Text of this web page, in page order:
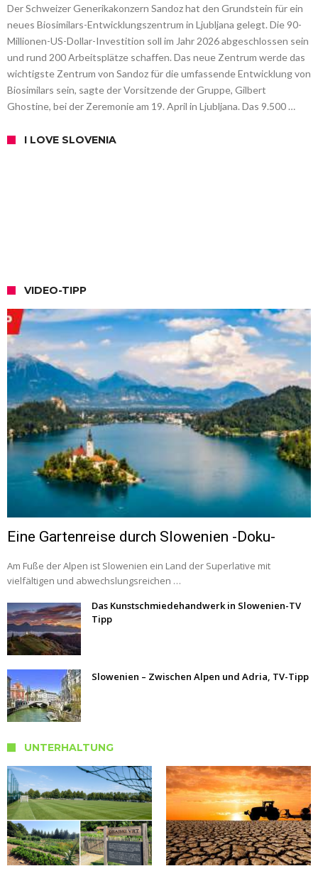
Der Schweizer Generikakonzern Sandoz hat den Grundstein für ein
neues Biosimilars-Entwicklungszentrum in Ljubljana gelegt. Die 90-
Millionen-US-Dollar-Investition soll im Jahr 2026 abgeschlossen sein
und rund 200 Arbeitsplätze schaffen. Das neue Zentrum werde das
wichtigste Zentrum von Sandoz für die umfassende Entwicklung von
Biosimilars sein, sagte der Vorsitzende der Gruppe, Gilbert
Ghostine, bei der Zeremonie am 19. April in Ljubljana. Das 9.500 …
I LOVE SLOVENIA
VIDEO-TIPP
Eine Gartenreise durch Slowenien -Doku-
Am Fuße der Alpen ist Slowenien ein Land der Superlative mit
vielfältigen und abwechslungsreichen …
Das Kunstschmiedehandwerk in Slowenien-TV
Tipp
Slowenien – Zwischen Alpen und Adria, TV-Tipp
UNTERHALTUNG